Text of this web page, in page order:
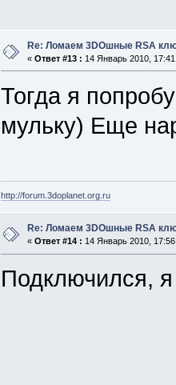
Re: Ломаем 3DOшные RSA
« Ответ #13 : 14 Январь 2010,
Тогда я
мульку) Еще
http://forum.3doplanet.org.ru
Re: Ломаем 3DOшные RSA
« Ответ #14 : 14 Январь 2010,
Подключился,